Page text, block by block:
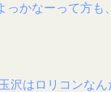
っかなーって方も
沢はロリコンな